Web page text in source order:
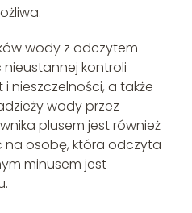
wody z odczytem
kontroli
nieszczelności, a także
wody przez
plusem jest również
na osobę, która odczyta
minusem jest